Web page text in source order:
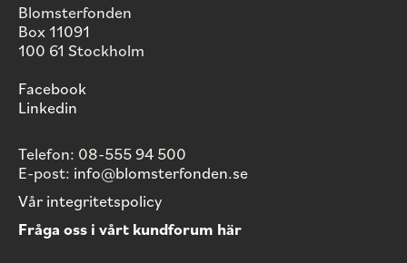
Blomsterfonden
Box 11091
100 61 Stockholm
Facebook
Linkedin
Telefon: 08-555 94 500
E-post: info@blomsterfonden.se
Vår integritetspolicy
Fråga oss i vårt kundforum här